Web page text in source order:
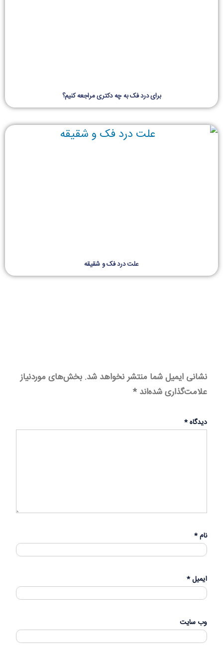
برای درد فک به چه دکتری مراجعه کنیم؟
علت درد فک و شقیقه
نشانی ایمیل شما منتشر نخواهد شد. بخش‌های موردنیاز
علامت‌گذاری شده‌اند *
دیدگاه*
نام*
ایمیل*
وب‌ سایت